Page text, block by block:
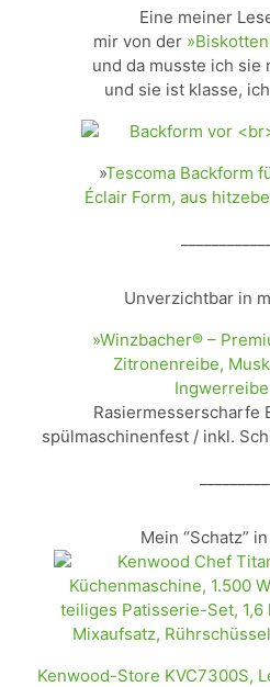
Eine meiner
mir von der
und da musste ich sie
und sie ist klasse,
»Tescoma Backform
Éclair Form, aus
Unverzichtbar in
»Winzbacher® –
Zitronenreibe,
Ingwerreibe
Rasiermesserscharfe
spülmaschinenfest / inkl.
Mein “Schatz”
Kenwood-Store KVC7300S,